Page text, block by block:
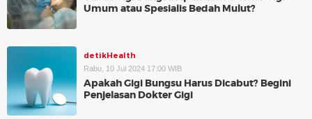
Umum atau Spesialis Bedah Mulut?
detikHealth
Rabu, 10 Jul 2024 17:00 WIB
Apakah Gigi Bungsu Harus Dicabut? Begini
Penjelasan Dokter Gigi